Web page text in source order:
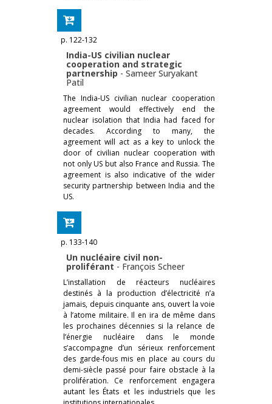
p. 122-132
India-US civilian nuclear
cooperation and strategic
partnership - Sameer Suryakant
Patil
The India-US civilian nuclear cooperation
agreement would effectively end the
nuclear isolation that India had faced for
decades. According to many, the
agreement will act as a key to unlock the
door of civilian nuclear cooperation with
not only US but also France and Russia. The
agreement is also indicative of the wider
security partnership between India and the
US.
p. 133-140
Un nucléaire civil non-
proliférant - François Scheer
L’installation de réacteurs nucléaires
destinés à la production d’électricité n’a
jamais, depuis cinquante ans, ouvert la voie
à l’atome militaire. Il en ira de même dans
les prochaines décennies si la relance de
l’énergie nucléaire dans le monde
s’accompagne d’un sérieux renforcement
des garde-fous mis en place au cours du
demi-siècle passé pour faire obstacle à la
prolifération. Ce renforcement engagera
autant les États et les industriels que les